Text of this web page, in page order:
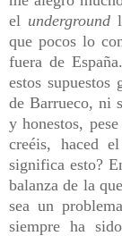
el underground
que pocos lo
fuera de
estos
de Barrueco, ni
y honestos,
creéis, haced
significa esto?
balanza de la
sea un
siempre ha